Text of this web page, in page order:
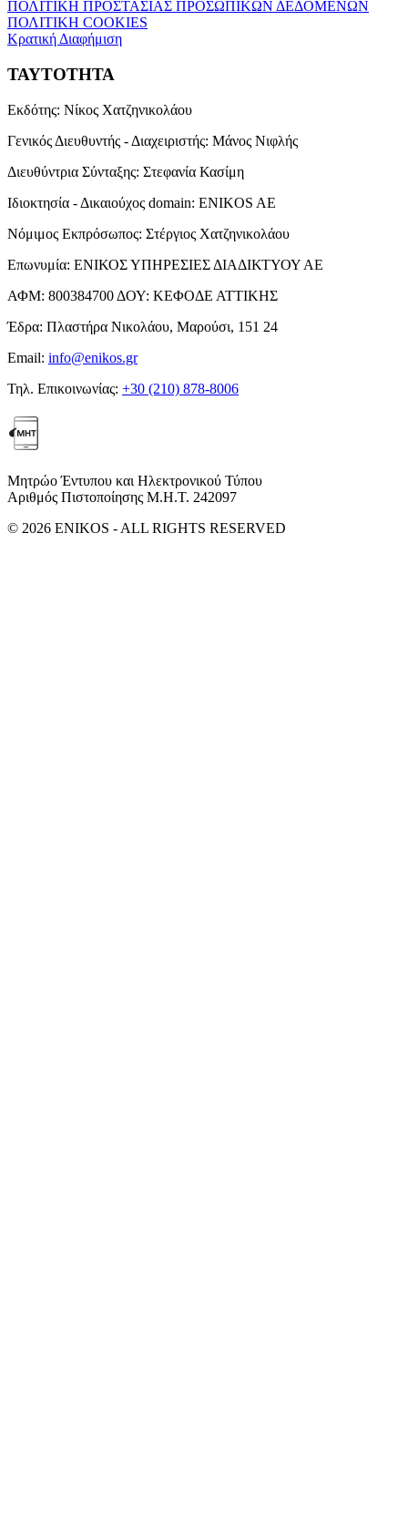
ΠΟΛΙΤΙΚΗ ΠΡΟΣΤΑΣΙΑΣ ΠΡΟΣΩΠΙΚΩΝ ΔΕΔΟΜΕΝΩΝ
ΠΟΛΙΤΙΚΗ COOKIES
Κρατική Διαφήμιση
ΤΑΥΤΟΤΗΤΑ
Εκδότης: Νίκος Χατζηνικολάου
Γενικός Διευθυντής - Διαχειριστής: Μάνος Νιφλής
Διευθύντρια Σύνταξης: Στεφανία Κασίμη
Ιδιοκτησία - Δικαιούχος domain: ENIKOS AE
Νόμιμος Εκπρόσωπος: Στέργιος Χατζηνικολάου
Επωνυμία: ΕΝΙΚΟΣ ΥΠΗΡΕΣΙΕΣ ΔΙΑΔΙΚΤΥΟΥ ΑΕ
ΑΦΜ: 800384700 ΔΟΥ: ΚΕΦΟΔΕ ΑΤΤΙΚΗΣ
Έδρα: Πλαστήρα Νικολάου, Μαρούσι, 151 24
Email: info@enikos.gr
Τηλ. Επικοινωνίας: +30 (210) 878-8006
Μητρώο Έντυπου και Ηλεκτρονικού Τύπου
Αριθμός Πιστοποίησης Μ.Η.Τ. 242097
© 2026 ENIKOS - ALL RIGHTS RESERVED